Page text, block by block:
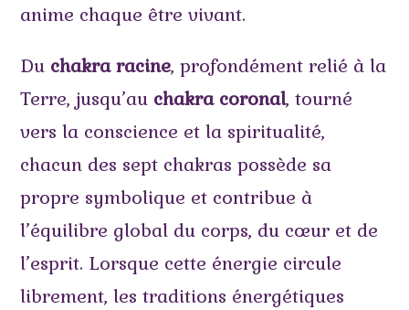
anime chaque être vivant.
Du chakra racine, profondément relié à la
Terre, jusqu’au chakra coronal, tourné
vers la conscience et la spiritualité,
chacun des sept chakras possède sa
propre symbolique et contribue à
l’équilibre global du corps, du cœur et de
l’esprit. Lorsque cette énergie circule
librement, les traditions énergétiques